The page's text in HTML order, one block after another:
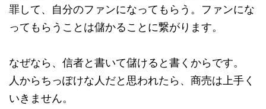
罪して、自分のファンになってもらう。ファンにな
ってもらうことは儲かることに繋がります。
なぜなら、信者と書いて儲けると書くからです。
人からちっぽけな人だと思われたら、商売は上手く
いきません。